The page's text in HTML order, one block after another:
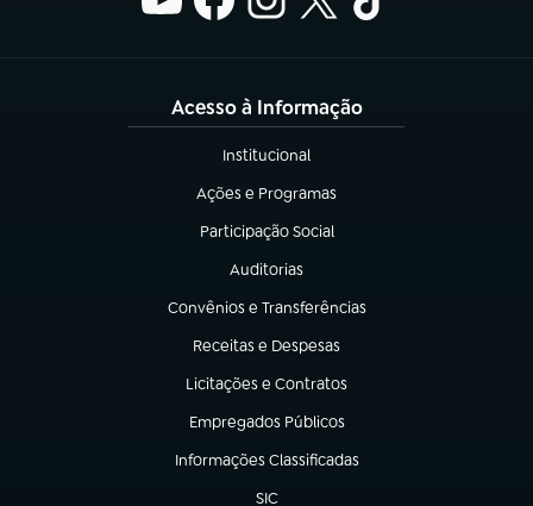
Acesso à Informação
Institucional
(abre em nova aba)
Ações e Programas
(abre em nova aba)
Participação Social
(abre em nova aba)
Auditorias
(abre em nova aba)
Convênios e Transferências
(abre em nova aba)
Receitas e Despesas
(abre em nova aba)
Licitações e Contratos
(abre em nova aba)
Empregados Públicos
(abre em nova aba)
Informações Classificadas
(abre em nova aba)
SIC